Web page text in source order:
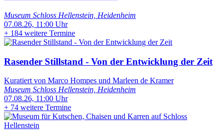
Museum Schloss Hellenstein, Heidenheim
07.08.26, 11:00 Uhr
+ 184 weitere Termine
Rasender Stillstand - Von der Entwicklung der Zeit
Kuratiert von Marco Hompes und Marleen de Kramer
Museum Schloss Hellenstein, Heidenheim
07.08.26, 11:00 Uhr
+ 74 weitere Termine